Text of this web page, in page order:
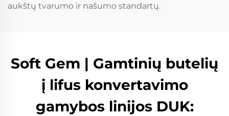
aukštų tvarumo ir našumo standartų.
Soft Gem | Gamtinių butelių
į lifus konvertavimo
gamybos linijos DUK: